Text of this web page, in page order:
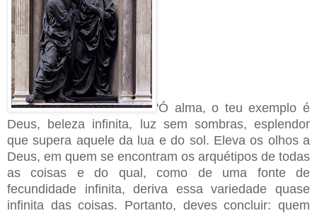
'Ó alma, o teu exemplo é
Deus, beleza infinita, luz sem sombras, esplendor
que supera aquele da lua e do sol. Eleva os olhos a
Deus, em quem se encontram os arquétipos de todas
as coisas e do qual, como de uma fonte de
fecundidade infinita, deriva essa variedade quase
infinita das coisas. Portanto, deves concluir: quem